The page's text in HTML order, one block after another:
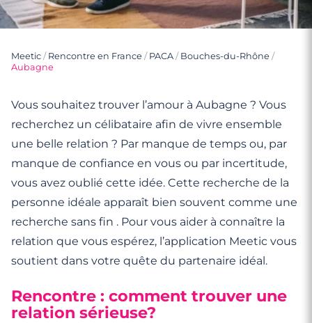
Meetic / Rencontre en France / PACA / Bouches-du-Rhône /
Aubagne
Vous souhaitez trouver l’amour à Aubagne ? Vous
recherchez un célibataire afin de vivre ensemble
une belle relation ? Par manque de temps ou, par
manque de confiance en vous ou par incertitude,
vous avez oublié cette idée. Cette recherche de la
personne idéale apparaît bien souvent comme une
recherche sans fin . Pour vous aider à connaître la
relation que vous espérez, l’application Meetic vous
soutient dans votre quête du partenaire idéal.
Rencontre : comment trouver une
relation sérieuse?